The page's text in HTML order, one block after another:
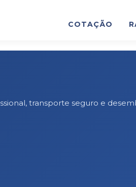
COTAÇÃO
transporte seguro e